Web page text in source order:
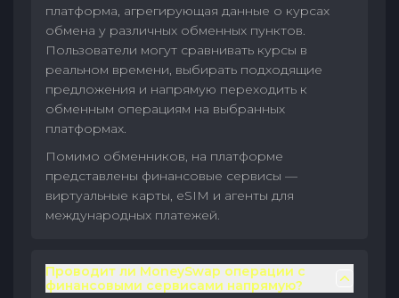
платформа, агрегирующая данные о курсах
обмена у различных обменных пунктов.
Пользователи могут сравнивать курсы в
реальном времени, выбирать подходящие
предложения и напрямую переходить к
обменным операциям на выбранных
платформах.
Помимо обменников, на платформе
представлены финансовые сервисы —
виртуальные карты, eSIM и агенты для
международных платежей.
Проводит ли MoneySwap операции с
финансовыми сервисами напрямую?